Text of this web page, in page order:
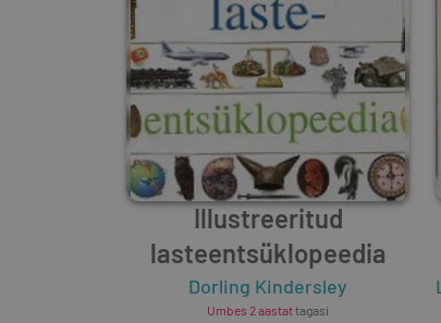
Illustreeritud
lasteentsüklopeedia
Dorling Kindersley
Umbes 2 aastattagasi